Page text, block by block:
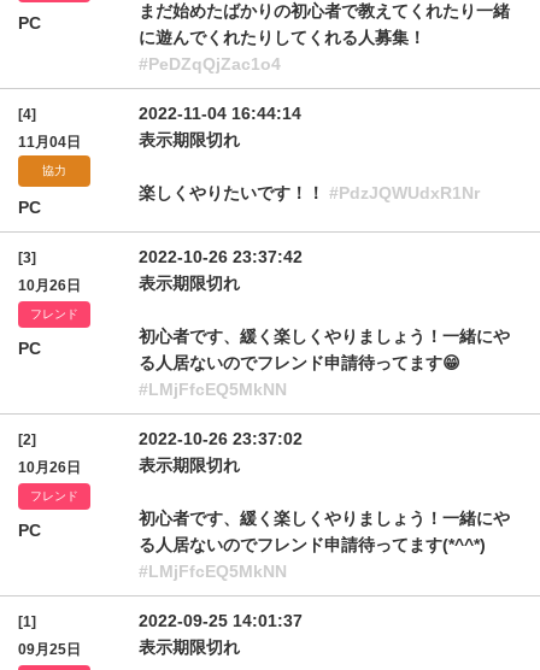
PC
まだ始めたばかりの初心者で教えてくれたり一緒
に遊んでくれたりしてくれる人募集！
#PeDZqQjZac1o4
[4]
11月04日
協力
PC
2022-11-04 16:44:14
表示期限切れ
楽しくやりたいです！！ #PdzJQWUdxR1Nr
[3]
10月26日
フレンド
PC
2022-10-26 23:37:42
表示期限切れ
初心者です、緩く楽しくやりましょう！一緒にや
る人居ないのでフレンド申請待ってます😁
#LMjFfcEQ5MkNN
[2]
10月26日
フレンド
PC
2022-10-26 23:37:02
表示期限切れ
初心者です、緩く楽しくやりましょう！一緒にや
る人居ないのでフレンド申請待ってます(*^^*)
#LMjFfcEQ5MkNN
[1]
09月25日
2022-09-25 14:01:37
表示期限切れ